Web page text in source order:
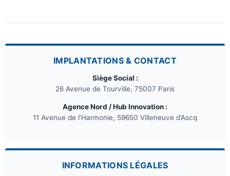
IMPLANTATIONS & CONTACT
Siège Social :
26 Avenue de Tourville, 75007 Paris
Agence Nord / Hub Innovation :
11 Avenue de l’Harmonie, 59650 Villeneuve d’Ascq
INFORMATIONS LÉGALES